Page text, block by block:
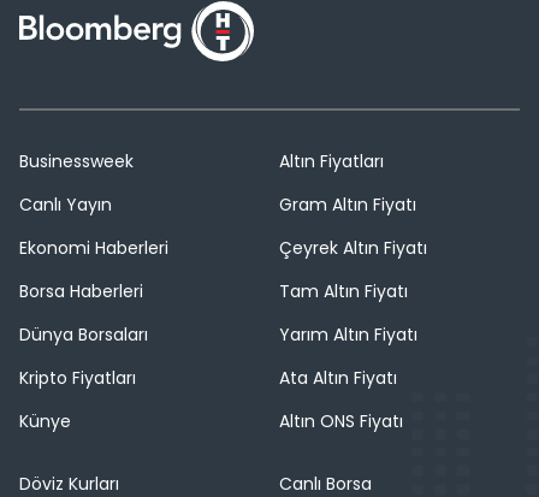
Businessweek
Canlı Yayın
Ekonomi Haberleri
Borsa Haberleri
Dünya Borsaları
Kripto Fiyatları
Künye
Altın Fiyatları
Gram Altın Fiyatı
Çeyrek Altın Fiyatı
Tam Altın Fiyatı
Yarım Altın Fiyatı
Ata Altın Fiyatı
Altın ONS Fiyatı
Döviz Kurları
Canlı Borsa